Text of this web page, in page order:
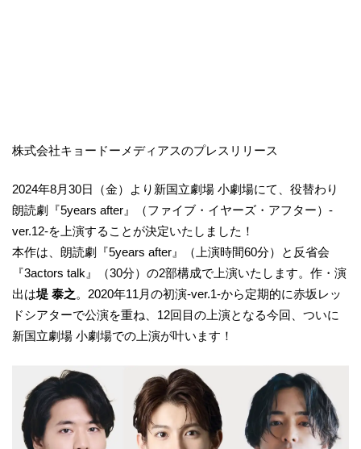
株式会社キョードーメディアスのプレスリリース
2024年8月30日（金）より新国立劇場 小劇場にて、役替わり
朗読劇『5years after』（ファイブ・イヤーズ・アフター）-
ver.12-を上演することが決定いたしました！
本作は、朗読劇『5years after』（上演時間60分）と反省会
『3actors talk』（30分）の2部構成で上演いたします。作・演
出は堤 泰之。2020年11月の初演-ver.1-から定期的に赤坂レッ
ドシアターで公演を重ね、12回目の上演となる今回、ついに
新国立劇場 小劇場での上演が叶います！